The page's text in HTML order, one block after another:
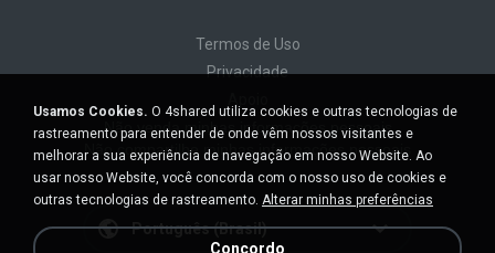
Termos de Uso
Privacidade
Não venda minhas informações pessoais
Não compartilhe minhas informações pessoais
Português (Brasil)
Usamos Cookies. O 4shared utiliza cookies e outras tecnologias de
rastreamento para entender de onde vêm nossos visitantes e
melhorar a sua experiência de navegação em nosso Website. Ao
usar nosso Website, você concorda com o nosso uso de cookies e
outras tecnologias de rastreamento. Alterar minhas preferências
Concordo